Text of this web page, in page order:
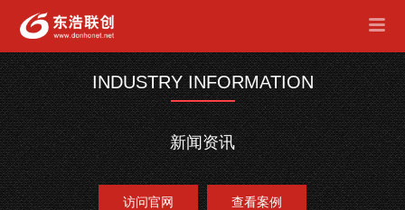
INDUSTRY INFORMATION
新闻资讯
访问官网 查看案例